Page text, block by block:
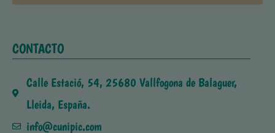
CONTACTO
Calle Estació, 54, 25680 Vallfogona de Balaguer,
Lleida, España.
info@cunipic.com